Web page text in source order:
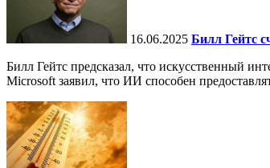
16.06.2025 Билл Гейтс
Билл Гейтс предсказал, что искусственный
Microsoft заявил, что ИИ способен